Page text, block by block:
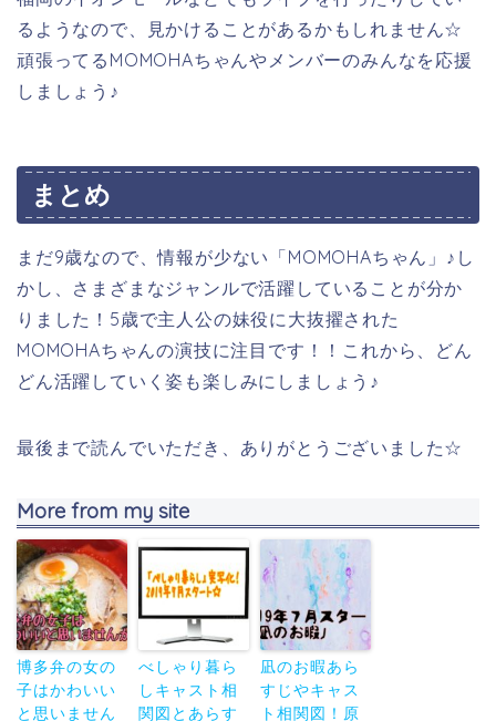
るようなので、見かけることがあるかもしれません☆
頑張ってるMOMOHAちゃんやメンバーのみんなを応援
しましょう♪
まとめ
まだ9歳なので、情報が少ない「MOMOHAちゃん」♪し
かし、さまざまなジャンルで活躍していることが分か
りました！5歳で主人公の妹役に大抜擢された
MOMOHAちゃんの演技に注目です！！これから、どん
どん活躍していく姿も楽しみにしましょう♪
最後まで読んでいただき、ありがとうございました☆
More from my site
博多弁の女の
子はかわいい
と思いません
べしゃり暮ら
しキャスト相
関図とあらす
凪のお暇あら
すじやキャス
ト相関図！原